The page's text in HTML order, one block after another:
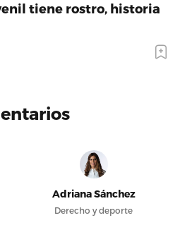
tiene rostro, historia
Adriana Sánchez
Derecho y deporte